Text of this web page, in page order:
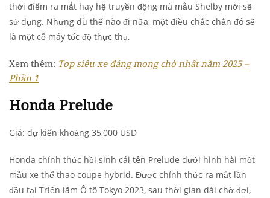
thời điểm ra mắt hay hệ truyền động mà mẫu Shelby mới sẽ
sử dụng. Nhưng dù thế nào đi nữa, một điều chắc chắn đó sẽ
là một cỗ máy tốc độ thực thụ.
Xem thêm: Top siêu xe đáng mong chờ nhất năm 2025 –
Phần 1
Honda Prelude
Giá: dự kiến khoảng 35,000 USD
Honda chính thức hồi sinh cái tên Prelude dưới hình hài một
mẫu xe thể thao coupe hybrid. Được chính thức ra mắt lần
đầu tại Triển lãm Ô tô Tokyo 2023, sau thời gian dài chờ đợi,